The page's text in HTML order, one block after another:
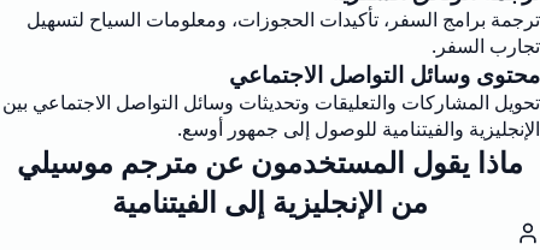
ترجمة برامج السفر، تأكيدات الحجوزات، ومعلومات السياح لتسهيل
تجارب السفر.
محتوى وسائل التواصل الاجتماعي
تحويل المشاركات والتعليقات وتحديثات وسائل التواصل الاجتماعي بين
الإنجليزية والفيتنامية للوصول إلى جمهور أوسع.
ماذا يقول المستخدمون عن مترجم موسيلي
من الإنجليزية إلى الفيتنامية